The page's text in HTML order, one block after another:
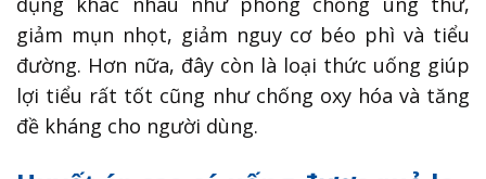
giảm mụn nhọt, giảm nguy cơ béo phì và tiểu
đường. Hơn nữa, đây còn là loại thức uống giúp
lợi tiểu rất tốt cũng như chống oxy hóa và tăng
đề kháng cho người dùng.